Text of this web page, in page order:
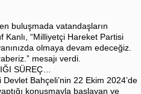
buluşmada vatandaşların
Kanlı, “Milliyetçi Hareket Partisi
olmaya devam edeceğiz.
mesajı verdi.
SÜREÇ…
Bahçeli’nin 22 Ekim 2024’de
konuşmayla başlayan ve